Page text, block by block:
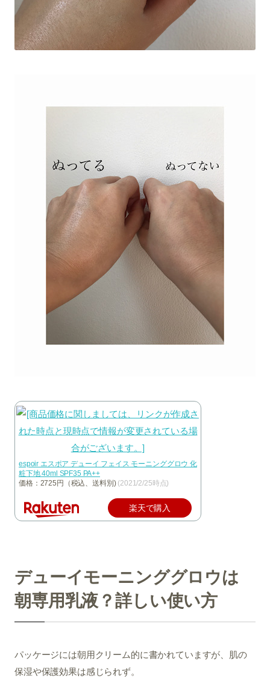
espoir エスポア デューイ フェイス モーニンググロウ 化
粧下地 40ml SPF35 PA++
価格：2725円（税込、送料別) (2021/2/25時点)
楽天で購入
デューイモーニンググロウは
朝専用乳液？詳しい使い方
パッケージには朝用クリーム的に書かれていますが、肌の
保湿や保護効果は感じられず。